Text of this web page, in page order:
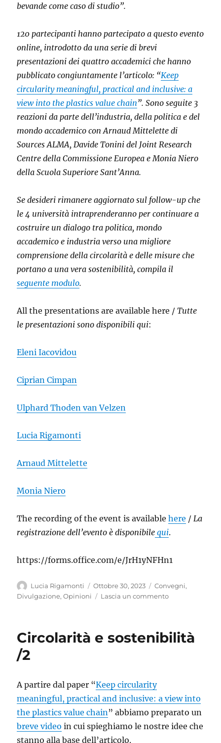
bevande come caso di studio”.
120 partecipanti hanno partecipato a questo evento
online, introdotto da una serie di brevi
presentazioni dei quattro accademici che hanno
pubblicato congiuntamente l’articolo: “Keep
circularity meaningful, practical and inclusive: a
view into the plastics value chain”. Sono seguite 3
reazioni da parte dell’industria, della politica e del
mondo accademico con Arnaud Mittelette di
Sources ALMA, Davide Tonini del Joint Research
Centre della Commissione Europea e Monia Niero
della Scuola Superiore Sant’Anna.
Se desideri rimanere aggiornato sul follow-up che
le 4 università intraprenderanno per continuare a
costruire un dialogo tra politica, mondo
accademico e industria verso una migliore
comprensione della circolarità e delle misure che
portano a una vera sostenibilità, compila il
seguente modulo.
All the presentations are available here /Tutte
le presentazioni sono disponibili qui:
Eleni Iacovidou
Ciprian Cimpan
Ulphard Thoden van Velzen
Lucia Rigamonti
ArnaudMittelette
Monia Niero
The recording of the event is availablehere / La
registrazione dell’evento è disponibile qui.
https://forms.office.com/e/JrH1yNFHn1
Autore
Lucia Rigamonti
Pubblicato
il
Ottobre 30, 2023 Categorie
Convegni,
Divulgazione,Opinioni Lascia un commentosu
-
Circolarità e sostenibilità
/2
A partire dal paper “Keep circularity
meaningful, practical and inclusive: a view into
the plastics value chain ” abbiamo preparato un
breve video in cui spieghiamo le nostre idee che
stanno alla base dell’articolo.